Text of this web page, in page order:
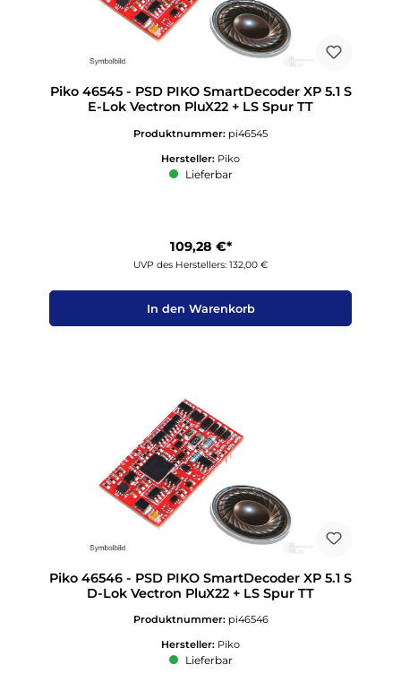
Piko 46545 - PSD PIKO SmartDecoder XP 5.1 S
E-Lok Vectron PluX22 + LS Spur TT
Produktnummer: pi46545
Hersteller: Piko
Lieferbar
109,28 €*
UVP des Herstellers: 132,00 €
In den Warenkorb
Piko 46546 - PSD PIKO SmartDecoder XP 5.1 S
D-Lok Vectron PluX22 + LS Spur TT
Produktnummer: pi46546
Hersteller: Piko
Lieferbar